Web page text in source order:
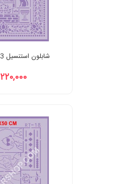
شابلون استنسیل RT-13 لیپان آرت
220,000 تومان